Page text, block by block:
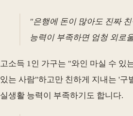
"은행에 돈이 많아도 진짜
능력이 부족하면 엄청 외로
고소득 1인 가구는 "와인 마실 수 있
있는 사람"하고만 친하게 지내는 '구
실생활 능력이 부족하기도 합니다.